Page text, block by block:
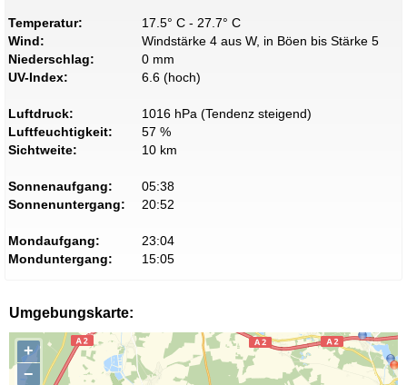
Temperatur:
17.5° C - 27.7° C
Wind:
Windstärke 4 aus W, in Böen bis Stärke 5
Niederschlag:
0 mm
UV-Index:
6.6 (hoch)
Luftdruck:
1016 hPa (Tendenz steigend)
Luftfeuchtigkeit:
57 %
Sichtweite:
10 km
Sonnenaufgang:
05:38
Sonnenuntergang:
20:52
Mondaufgang:
23:04
Monduntergang:
15:05
Umgebungskarte:
+
−